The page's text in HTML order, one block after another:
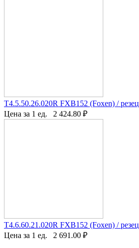
T4.5.50.26.020R FXB152 (Foxen) / резец
Цена за 1 ед.
2 424.80 ₽
T4.6.60.21.020R FXB152 (Foxen) / резец
Цена за 1 ед.
2 691.00 ₽